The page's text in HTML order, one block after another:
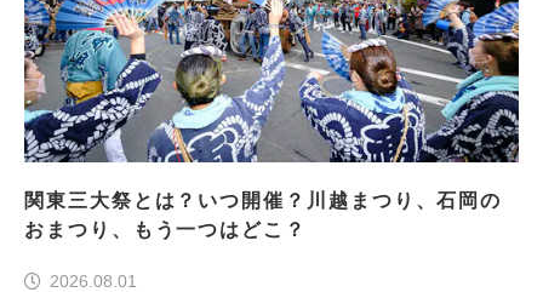
関東三大祭とは？いつ開催？川越まつり、石岡の
おまつり、もう一つはどこ？
2026.08.01